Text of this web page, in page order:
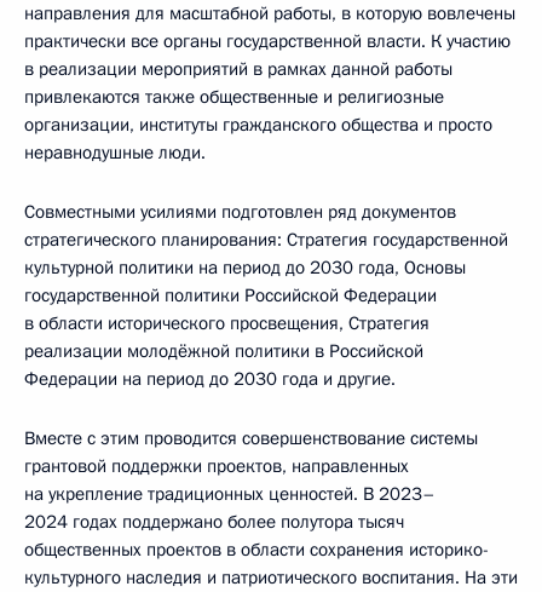
направления для масштабной работы, в которую вовлечены
практически все органы государственной власти. К участию
в реализации мероприятий в рамках данной работы
привлекаются также общественные и религиозные
организации, институты гражданского общества и просто
неравнодушные люди.
Совместными усилиями подготовлен ряд документов
стратегического планирования: Стратегия государственной
культурной политики на период до 2030 года, Основы
государственной политики Российской Федерации
в области исторического просвещения, Стратегия
реализации молодёжной политики в Российской
Федерации на период до 2030 года и другие.
Вместе с этим проводится совершенствование системы
грантовой поддержки проектов, направленных
на укрепление традиционных ценностей. В 2023–
2024 годах поддержано более полутора тысяч
общественных проектов в области сохранения историко-
культурного наследия и патриотического воспитания. На эти